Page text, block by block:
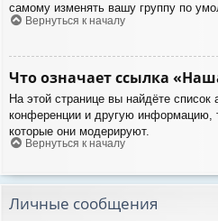
самому изменять вашу группу по
Вернуться к началу
Что означает ссылка
На этой странице вы найдёте
конференции и другую информацию,
которые они модерируют.
Вернуться к началу
Личные сообщения